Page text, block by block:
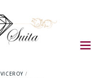
VICEROY